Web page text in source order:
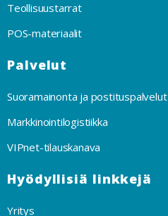
Teollisuustarrat
POS-materiaalit
Palvelut
Suoramainonta ja postituspalvelut
Markkinointilogistiikka
VIPnet-tilauskanava
Hyödyllisiä linkkejä
Yritys